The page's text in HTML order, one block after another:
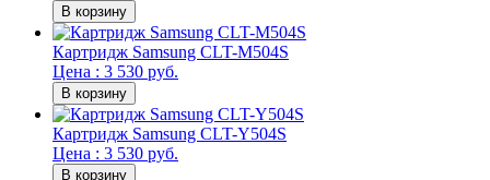
Картридж Samsung CLT-M504S
Цена : 3 530 руб.
Картридж Samsung CLT-Y504S
Цена : 3 530 руб.